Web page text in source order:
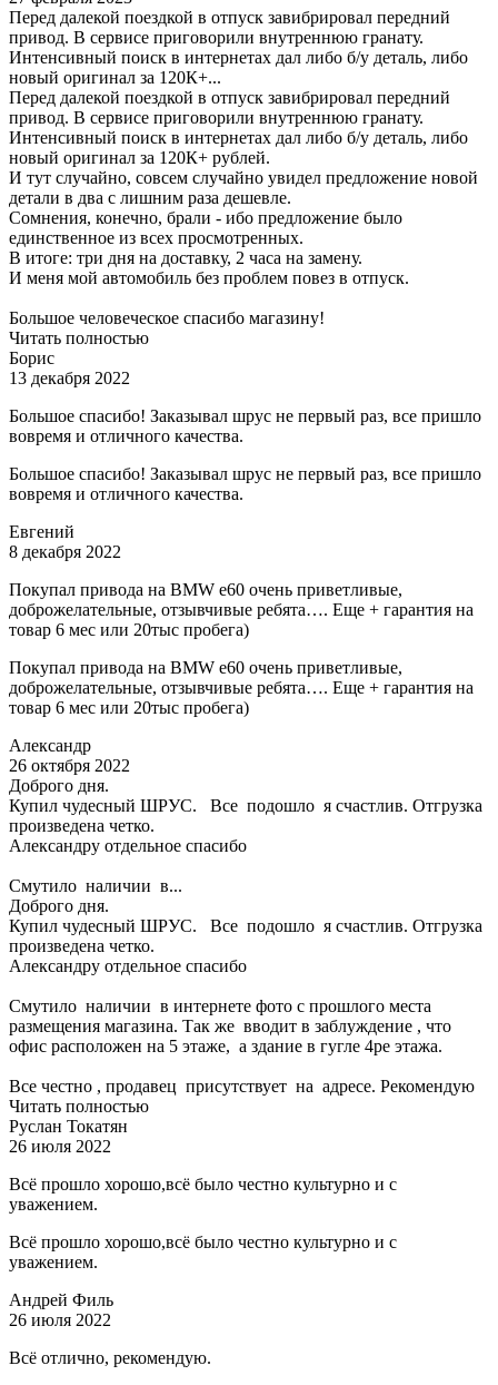
Перед далекой поездкой в отпуск завибрировал передний
привод. В сервисе приговорили внутреннюю гранату.
Интенсивный поиск в интернетах дал либо б/у деталь, либо
новый оригинал за 120К+...
Перед далекой поездкой в отпуск завибрировал передний
привод. В сервисе приговорили внутреннюю гранату.
Интенсивный поиск в интернетах дал либо б/у деталь, либо
новый оригинал за 120К+ рублей.
И тут случайно, совсем случайно увидел предложение новой
детали в два с лишним раза дешевле.
Сомнения, конечно, брали - ибо предложение было
единственное из всех просмотренных.
В итоге: три дня на доставку, 2 часа на замену.
И меня мой автомобиль без проблем повез в отпуск.
Большое человеческое спасибо магазину!
Читать полностью
Борис
13 декабря 2022
Большое спасибо! Заказывал шрус не первый раз, все пришло
вовремя и отличного качества.
Большое спасибо! Заказывал шрус не первый раз, все пришло
вовремя и отличного качества.
Евгений
8 декабря 2022
Покупал привода на BMW e60 очень приветливые,
доброжелательные, отзывчивые ребята…. Еще + гарантия на
товар 6 мес или 20тыс пробега)
Покупал привода на BMW e60 очень приветливые,
доброжелательные, отзывчивые ребята…. Еще + гарантия на
товар 6 мес или 20тыс пробега)
Александр
26 октября 2022
Доброго дня.
Купил чудесный ШРУС. Все подошло я счастлив. Отгрузка
произведена четко.
Александру отдельное спасибо
Смутило наличии в...
Доброго дня.
Купил чудесный ШРУС. Все подошло я счастлив. Отгрузка
произведена четко.
Александру отдельное спасибо
Смутило наличии в интернете фото с прошлого места
размещения магазина. Так же вводит в заблуждение , что
офис расположен на 5 этаже, а здание в гугле 4ре этажа.
Все честно , продавец присутствует на адресе. Рекомендую
Читать полностью
Руслан Токатян
26 июля 2022
Всё прошло хорошо,всё было честно культурно и с
уважением.
Всё прошло хорошо,всё было честно культурно и с
уважением.
Андрей Филь
26 июля 2022
Всё отлично, рекомендую.